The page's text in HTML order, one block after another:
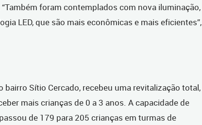
foram contemplados com nova iluminação,
LED, que são mais econômicas e mais eficientes”,
bairro Sítio Cercado, recebeu uma revitalização total,
mais crianças de 0 a 3 anos. A capacidade de
de 179 para 205 crianças em turmas de